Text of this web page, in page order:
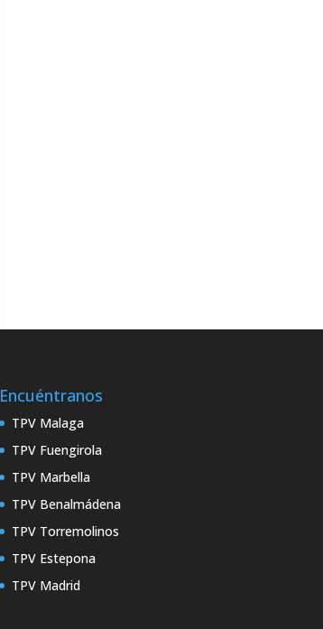
Encuéntranos
TPV Malaga
TPV Fuengirola
TPV Marbella
TPV Benalmádena
TPV Torremolinos
TPV Estepona
TPV Madrid